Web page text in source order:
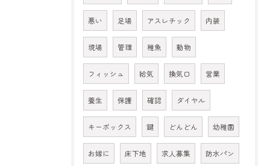
悪い 足場 アスレチック 内装
現場 管理 稚魚 動物
フィッシュ 給気 換気口 営業
養生 保護 確認 ダイヤル
キーボックス 鍵 どんどん 幼稚園
お嫁に 床下地 求人募集 防水パン